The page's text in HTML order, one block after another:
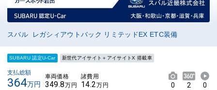
スバル レガシィアウトバック リミテッドEX ETC装備
SUBARU 認定U-Car 新世代アイサイト＋アイサイトX 搭載車
支払総額
364万円
車両価格
349.8万円
諸費用
14.2万円 0 2 0